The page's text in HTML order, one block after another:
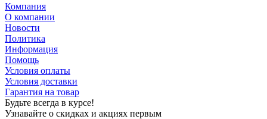
Компания
О компании
Новости
Политика
Информация
Помощь
Условия оплаты
Условия доставки
Гарантия на товар
Будьте всегда в курсе!
Узнавайте о скидках и акциях первым